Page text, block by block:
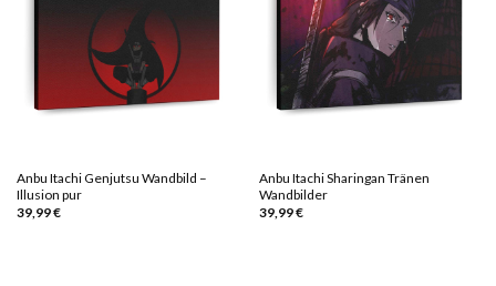
Anbu Itachi Genjutsu Wandbild –
Illusion pur
39,99€
Anbu Itachi Sharingan Tränen
Wandbilder
39,99€